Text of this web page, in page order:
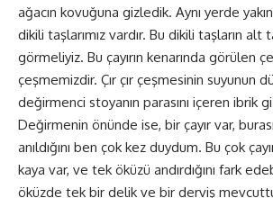
ağacın kovuğuna gizledik. Aynı yerde
dikili taşlarımız vardır. Bu dikili taşların alt
görmeliyiz. Bu çayırın kenarında görülen
çeşmemizdir. Çır çır çeşmesinin suyunun
değirmenci stoyanın parasını içeren ibrik
Değirmenin önünde ise, bir çayır var,
anıldığını ben çok kez duydum. Bu çok
kaya var, ve tek öküzü andırdığını fark
öküzde tek bir delik ve bir derviş